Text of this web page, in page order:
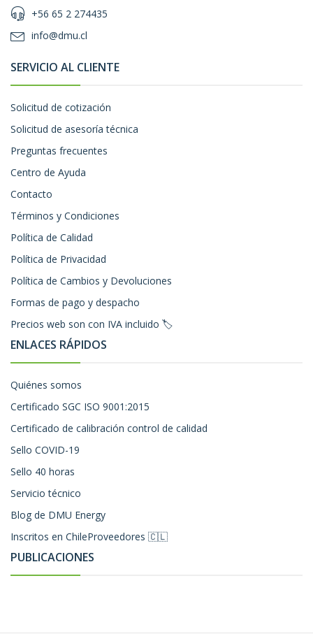
+56 65 2 274435
info@dmu.cl
SERVICIO AL CLIENTE
Solicitud de cotización
Solicitud de asesoría técnica
Preguntas frecuentes
Centro de Ayuda
Contacto
Términos y Condiciones
Política de Calidad
Política de Privacidad
Política de Cambios y Devoluciones
Formas de pago y despacho
Precios web son con IVA incluido 🏷️
ENLACES RÁPIDOS
Quiénes somos
Certificado SGC ISO 9001:2015
Certificado de calibración control de calidad
Sello COVID-19
Sello 40 horas
Servicio técnico
Blog de DMU Energy
Inscritos en ChileProveedores 🇨🇱
PUBLICACIONES